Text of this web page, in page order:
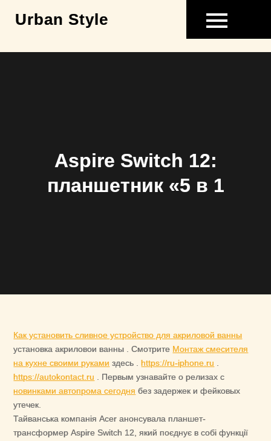
Urban Style
Aspire Switch 12:
планшетник «5 в 1
Как установить сливное устройство для акриловой ванны
установка акриловои ванны . Смотрите Монтаж смесителя
на кухне своими руками здесь .https://ru-iphone.ru
https://autokontact.ru . Первым узнавайте о релизах с
новинками автопрома сегодня без задержек и фейковых
утечек.
Тайванська компанія Acer анонсувала планшет-
трансформер Aspire Switch 12, який поєднує в собі функції